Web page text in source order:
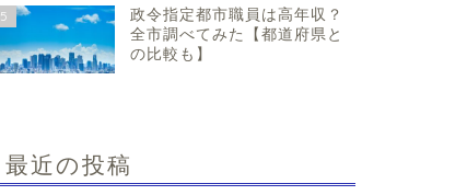
5
政令指定都市職員は高年収？
全市調べてみた【都道府県と
の比較も】
最近の投稿